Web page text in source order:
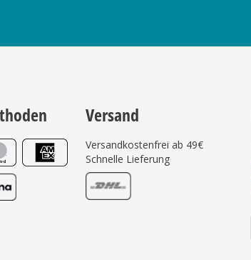
Versand
Versandkostenfrei ab 49€
Schnelle Lieferung